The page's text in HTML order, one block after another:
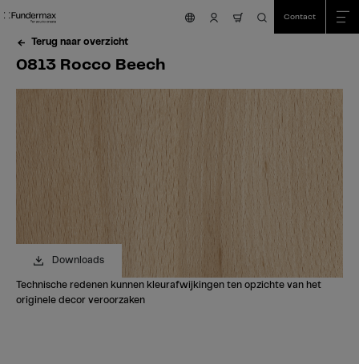
sr.skip-to.main-content
sr.skip-to.table-of-contents
sr.skip-to.main-navigation
nav.cart.item.count
Contact
Terug naar overzicht
0813 Rocco Beech
Downloads
Technische redenen kunnen kleurafwijkingen ten opzichte van het
originele decor veroorzaken